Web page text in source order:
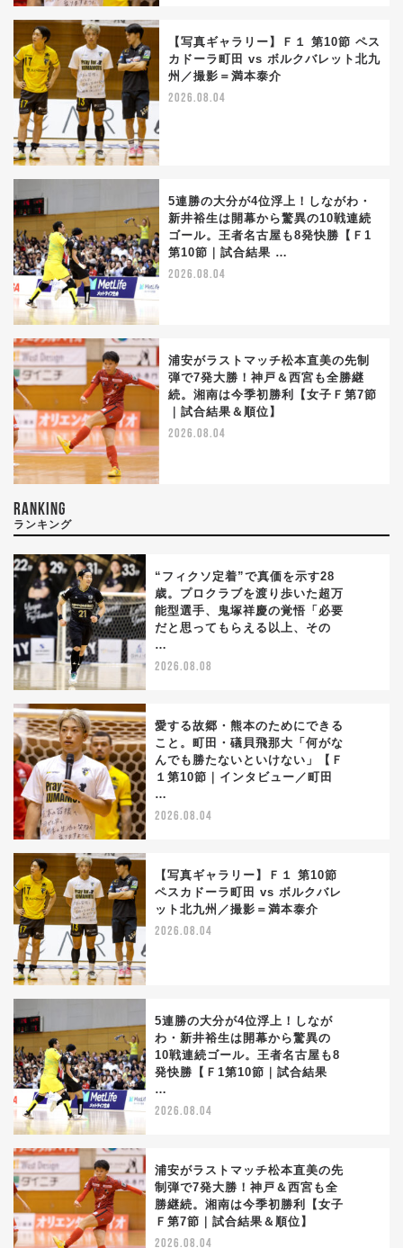
【写真ギャラリー】Ｆ１ 第10節 ペス
カドーラ町田 vs ボルクバレット北九
州／撮影＝満本泰介
2026.08.04
5連勝の大分が4位浮上！しながわ・
新井裕生は開幕から驚異の10戦連続
ゴール。王者名古屋も8発快勝【Ｆ1
第10節｜試合結果 …
2026.08.04
浦安がラストマッチ松本直美の先制
弾で7発大勝！神戸＆西宮も全勝継
続。湘南は今季初勝利【女子Ｆ第7節
｜試合結果＆順位】
2026.08.04
RANKING
ランキング
“フィクソ定着”で真価を示す28
歳。プロクラブを渡り歩いた超万
能型選手、鬼塚祥慶の覚悟「必要
だと思ってもらえる以上、その
…
2026.08.08
愛する故郷・熊本のためにできる
こと。町田・礒貝飛那大「何がな
んでも勝たないといけない」【Ｆ
１第10節｜インタビュー／町田
…
2026.08.04
【写真ギャラリー】Ｆ１ 第10節
ペスカドーラ町田 vs ボルクバレ
ット北九州／撮影＝満本泰介
2026.08.04
5連勝の大分が4位浮上！しなが
わ・新井裕生は開幕から驚異の
10戦連続ゴール。王者名古屋も8
発快勝【Ｆ1第10節｜試合結果
…
2026.08.04
浦安がラストマッチ松本直美の先
制弾で7発大勝！神戸＆西宮も全
勝継続。湘南は今季初勝利【女子
Ｆ第7節｜試合結果＆順位】
2026.08.04